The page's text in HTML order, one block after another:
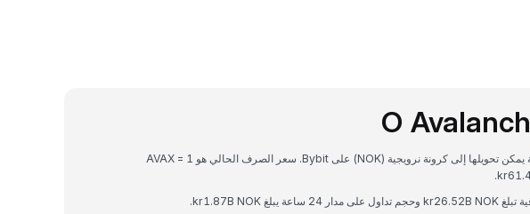
O
Avalanche هي عملة رقمية يمكن تحويلها إلى كرونة نرويجية (NOK) على Bybit. سعر الصرف الحالي هو 1 AVAX =